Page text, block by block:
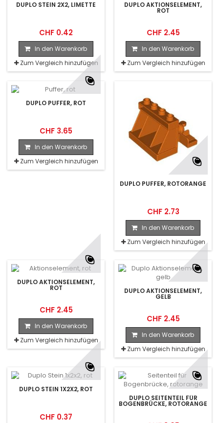
DUPLO STEIN 2X2, LIMETTE
CHF 0.42
In den Warenkorb
Zum Vergleich hinzufügen
DUPLO AKTIONSELEMENT,
ROT
CHF 2.45
In den Warenkorb
Zum Vergleich hinzufügen
DUPLO PUFFER, ROT
CHF 3.65
In den Warenkorb
Zum Vergleich hinzufügen
DUPLO PUFFER, ROTORANGE
CHF 2.73
In den Warenkorb
Zum Vergleich hinzufügen
DUPLO AKTIONSELEMENT,
ROT
CHF 2.45
In den Warenkorb
Zum Vergleich hinzufügen
DUPLO AKTIONSELEMENT,
GELB
CHF 2.45
In den Warenkorb
Zum Vergleich hinzufügen
DUPLO STEIN 1X2X2, ROT
CHF 0.37
DUPLO SEITENTEIL FÜR
BOGENBRÜCKE, ROTORANGE